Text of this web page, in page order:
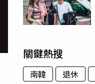
關鍵熱搜
南韓 退休